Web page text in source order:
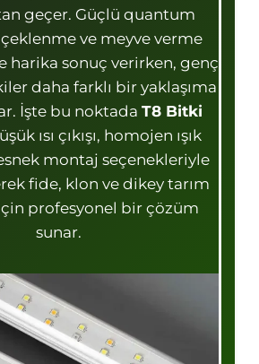
geçer. Güçlü quantum
ve meyve verme
harika sonuç verirken, genç
daha farklı bir yaklaşıma
İşte bu noktada T8 Bitki
ısı çıkışı, homojen ışık
montaj seçenekleriyle
fide, klon ve dikey tarım
profesyonel bir çözüm
sunar.